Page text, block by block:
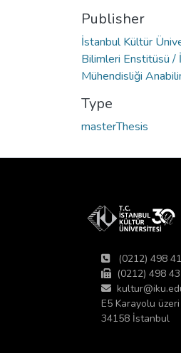
Publisher
İstanbul Kültür
Bilimleri Enstitüsü /
Mühendisliği
Type
masterThesis
(0212) 498
(0212) 498
E5 Karayolu üzeri
34158 İstanbul